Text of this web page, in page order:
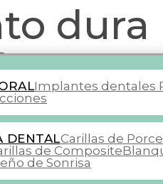
Implantes dentales
DENTALCarillas de
de Composite
de Sonrisa